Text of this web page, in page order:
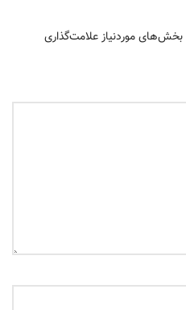
بخش‌های موردنیاز علامت‌گذاری